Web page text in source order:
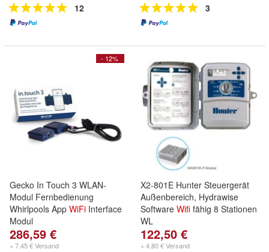
12 3
- 12%
Gecko In Touch 3 WLAN-
Modul Fernbedienung
Whirlpools App WiFi Interface
Modul
286,59 €
+ 7,45 € Versand
X2-801E Hunter Steuergerät
Außenbereich, Hydrawise
Software Wifi fähig 8 Stationen
WL
122,50 €
+ 4,80 € Versand